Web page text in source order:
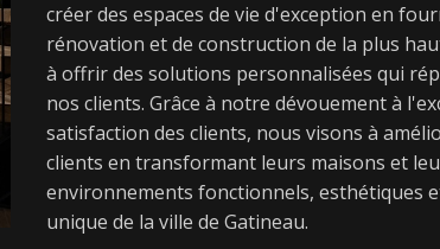
créer des espaces de vie d'exception en
rénovation et de construction de la plus
à offrir des solutions personnalisées qui
nos clients. Grâce à notre dévouement à
satisfaction des clients, nous visons à
clients en transformant leurs maisons et
environnements fonctionnels, esthétiques
unique de la ville de Gatineau.